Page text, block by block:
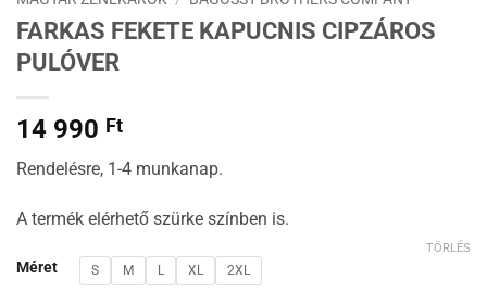
FARKAS FEKETE KAPUCNIS CIPZÁROS
PULÓVER
14 990 Ft
Rendelésre, 1-4 munkanap.
A termék elérhető szürke színben is.
Méret S M L XL 2XL
TÖRLÉS